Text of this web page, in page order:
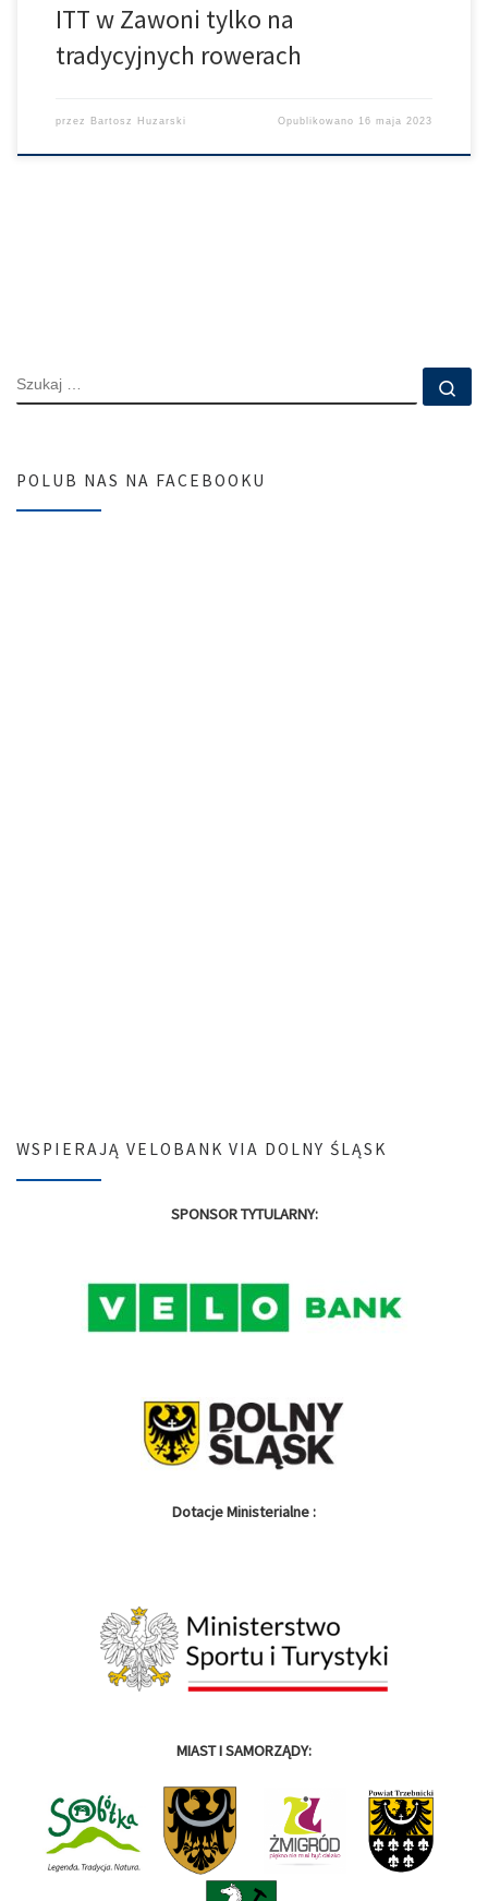
ITT w Zawoni tylko na
tradycyjnych rowerach
przez Bartosz Huzarski Opublikowano 16 maja 2023
SZUKAJ
POLUB NAS NA FACEBOOKU
WSPIERAJĄ VELOBANK VIA DOLNY ŚLĄSK
SPONSOR TYTULARNY:
Dotacje Ministerialne :
MIAST I SAMORZĄDY: